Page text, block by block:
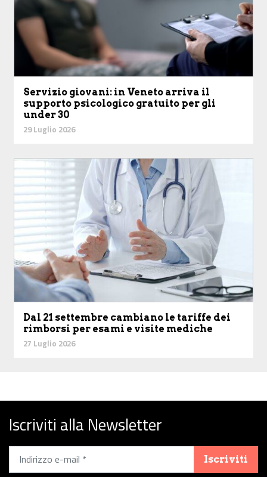
Servizio giovani: in Veneto arriva il
supporto psicologico gratuito per gli
under 30
29 Luglio 2026
Dal 21 settembre cambiano le tariffe dei
rimborsi per esami e visite mediche
27 Luglio 2026
Iscriviti alla Newsletter
Iscriviti